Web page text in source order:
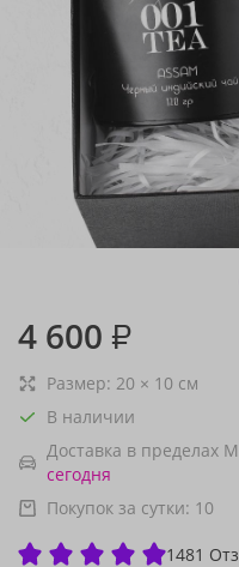
4 600 ₽
Размер: 20 × 10 см
В наличии
Доставка в пределах
сегодня
Покупок за сутки: 10
1481